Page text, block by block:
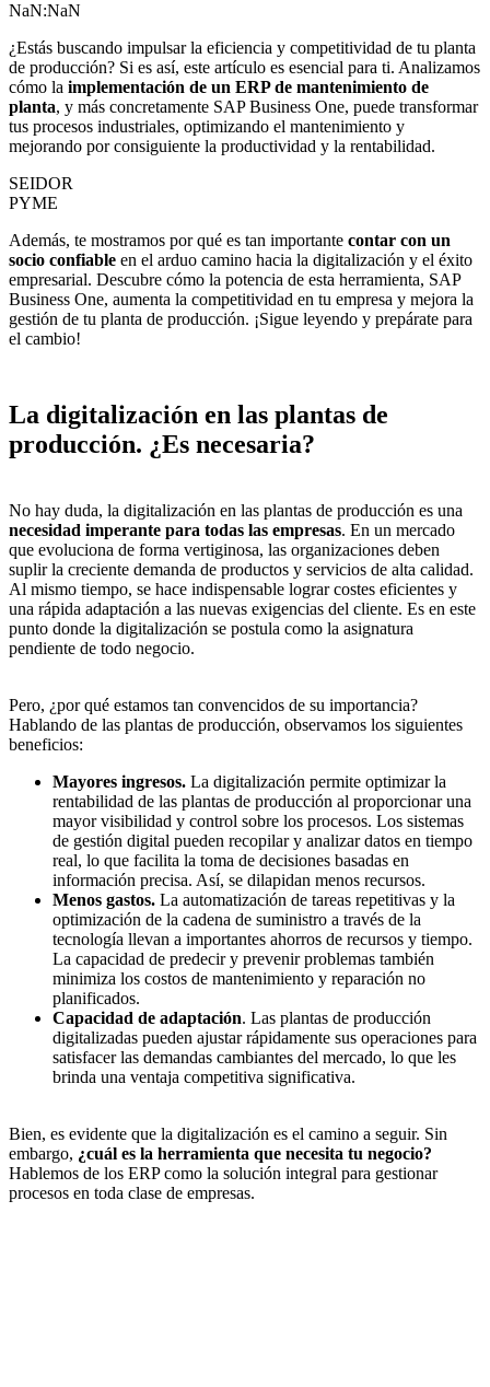
NaN:NaN
¿Estás buscando impulsar la eficiencia y competitividad de tu planta
de producción? Si es así, este artículo es esencial para ti. Analizamos
cómo la implementación de un ERP de mantenimiento de
planta, y más concretamente SAP Business One, puede transformar
tus procesos industriales, optimizando el mantenimiento y
mejorando por consiguiente la productividad y la rentabilidad.
SEIDOR
PYME
Además, te mostramos por qué es tan importante contar con un
socio confiable en el arduo camino hacia la digitalización y el éxito
empresarial. Descubre cómo la potencia de esta herramienta, SAP
Business One, aumenta la competitividad en tu empresa y mejora la
gestión de tu planta de producción. ¡Sigue leyendo y prepárate para
el cambio!
La digitalización en las plantas de
producción. ¿Es necesaria?
No hay duda, la digitalización en las plantas de producción es una
necesidad imperante para todas las empresas. En un mercado
que evoluciona de forma vertiginosa, las organizaciones deben
suplir la creciente demanda de productos y servicios de alta calidad.
Al mismo tiempo, se hace indispensable lograr costes eficientes y
una rápida adaptación a las nuevas exigencias del cliente. Es en este
punto donde la digitalización se postula como la asignatura
pendiente de todo negocio.
Pero, ¿por qué estamos tan convencidos de su importancia?
Hablando de las plantas de producción, observamos los siguientes
beneficios:
Mayores ingresos. La digitalización permite optimizar la
rentabilidad de las plantas de producción al proporcionar una
mayor visibilidad y control sobre los procesos. Los sistemas
de gestión digital pueden recopilar y analizar datos en tiempo
real, lo que facilita la toma de decisiones basadas en
información precisa. Así, se dilapidan menos recursos.
Menos gastos. La automatización de tareas repetitivas y la
optimización de la cadena de suministro a través de la
tecnología llevan a importantes ahorros de recursos y tiempo.
La capacidad de predecir y prevenir problemas también
minimiza los costos de mantenimiento y reparación no
planificados.
Capacidad de adaptación. Las plantas de producción
digitalizadas pueden ajustar rápidamente sus operaciones para
satisfacer las demandas cambiantes del mercado, lo que les
brinda una ventaja competitiva significativa.
Bien, es evidente que la digitalización es el camino a seguir. Sin
embargo, ¿cuál es la herramienta que necesita tu negocio?
Hablemos de los ERP como la solución integral para gestionar
procesos en toda clase de empresas.